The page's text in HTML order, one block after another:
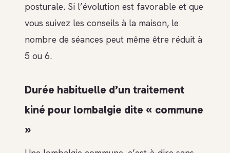
posturale. Si l’évolution est favorable et que
vous suivez les conseils à la maison, le
nombre de séances peut même être réduit à
5 ou 6.
Durée habituelle d’un traitement
kiné pour lombalgie dite « commune
»